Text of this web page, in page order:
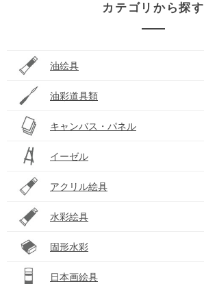
カテゴリから探す
油絵具
油彩道具類
キャンバス・パネル
イーゼル
アクリル絵具
水彩絵具
固形水彩
日本画絵具